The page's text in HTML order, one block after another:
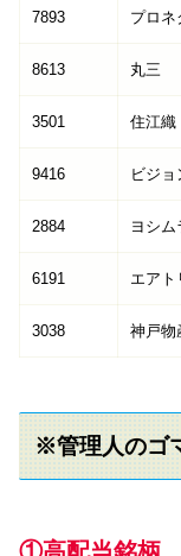
7893 プロネ
8613 丸三
3501 住江織
9416 ビジョ
2884 ヨシム
6191 エアト
3038 神戸物
※管理人のゴ